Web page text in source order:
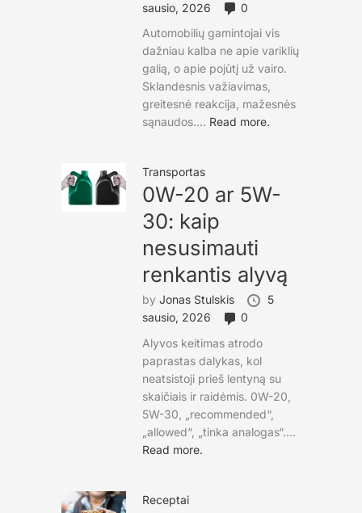
sausio, 2026
0
Automobilių gamintojai vis
dažniau kalba ne apie variklių
galią, o apie pojūtį už vairo.
Sklandesnis važiavimas,
greitesnė reakcija, mažesnės
sąnaudos.... Read more.
Transportas
0W-20 ar 5W-
30: kaip
nesusimauti
renkantis alyvą
by Jonas Stulskis
5
sausio, 2026
0
Alyvos keitimas atrodo
paprastas dalykas, kol
neatsistoji prieš lentyną su
skaičiais ir raidėmis. 0W-20,
5W-30, „recommended“,
„allowed“, „tinka analogas“....
Read more.
Receptai